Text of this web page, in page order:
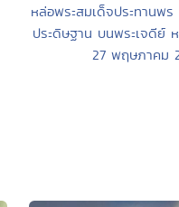
หล่อพระสมเด็จประทานพ
ประดิษฐาน บนพระเจดีย์
27 พฤษภาคม